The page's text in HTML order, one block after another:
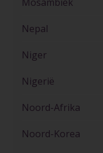
Nepal
Niger
Nigerië
Noord-Afrika
Noord-Korea